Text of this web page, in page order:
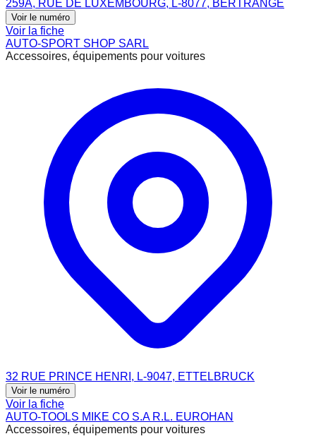
259A, RUE DE LUXEMBOURG, L-8077, BERTRANGE
Voir le numéro
Voir la fiche
AUTO-SPORT SHOP SARL
Accessoires, équipements pour voitures
32 RUE PRINCE HENRI, L-9047, ETTELBRUCK
Voir le numéro
Voir la fiche
AUTO-TOOLS MIKE CO S.A R.L. EUROHAN
Accessoires, équipements pour voitures